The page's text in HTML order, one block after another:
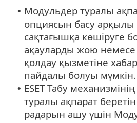
• Модульдер туралы
опциясын басу арқылы
сақтағышқа көшіруге
ақауларды жою
қолдау қызметіне
пайдалы болуы мүмкін.
• ESET Табу
туралы ақпарат беретін
радарын ашу үшін